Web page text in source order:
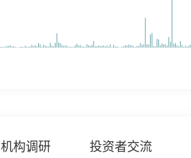
机构调研 投资者交流